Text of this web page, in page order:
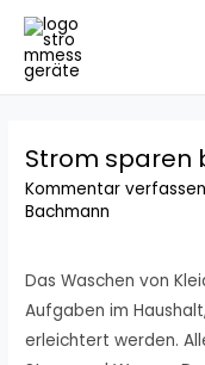
Strom sparen
Kommentar verfassen
Bachmann
Das Waschen von
Aufgaben im
erleichtert werden.